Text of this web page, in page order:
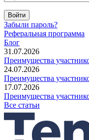
Войти
Забыли пароль?
Реферальная программа
Блог
31.07.2026
Преимущества
24.07.2026
Преимущества
17.07.2026
Преимущества
Все статьи